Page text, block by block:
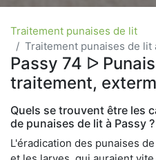
Traitement punaises de lit
Traitement punaises de lit
Passy 74 ᐅ
traitement,
Quels se trouvent être les
de punaises de lit à Passy ?
L'éradication des punaises